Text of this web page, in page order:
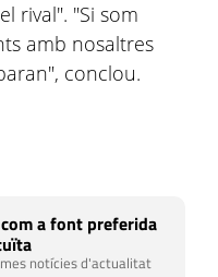
rival". "Si som
amb nosaltres
conclou.
com a font preferida
notícies d'actualitat